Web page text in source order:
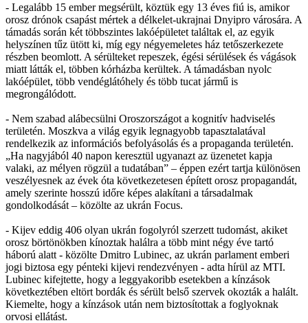
- Legalább 15 ember megsérült, köztük egy 13 éves fiú is, amikor
orosz drónok csapást mértek a délkelet-ukrajnai Dnyipro városára. A
támadás során két többszintes lakóépületet találtak el, az egyik
helyszínen tűz ütött ki, míg egy négyemeletes ház tetőszerkezete
részben beomlott. A sérülteket repeszek, égési sérülések és vágások
miatt látták el, többen kórházba kerültek. A támadásban nyolc
lakóépület, több vendéglátóhely és több tucat jármű is
megrongálódott.
- Nem szabad alábecsülni Oroszországot a kognitív hadviselés
területén. Moszkva a világ egyik legnagyobb tapasztalatával
rendelkezik az információs befolyásolás és a propaganda területén.
„Ha nagyjából 40 napon keresztül ugyanazt az üzenetet kapja
valaki, az mélyen rögzül a tudatában” – éppen ezért tartja különösen
veszélyesnek az évek óta következetesen épített orosz propagandát,
amely szerinte hosszú időre képes alakítani a társadalmak
gondolkodását – közölte az ukrán Focus.
- Kijev eddig 406 olyan ukrán fogolyról szerzett tudomást, akiket
orosz börtönökben kínoztak halálra a több mint négy éve tartó
háború alatt - közölte Dmitro Lubinec, az ukrán parlament emberi
jogi biztosa egy pénteki kijevi rendezvényen - adta hírül az MTI.
Lubinec kifejtette, hogy a leggyakoribb esetekben a kínzások
következtében eltört bordák és sérült belső szervek okozták a halált.
Kiemelte, hogy a kínzások után nem biztosítottak a foglyoknak
orvosi ellátást.